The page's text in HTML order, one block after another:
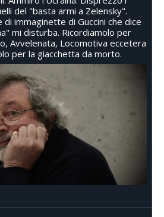
del "basta armi a Zelensky".
immaginette di Guccini che dice
mi disturba. Ricordiamolo per
Avvelenata, Locomotiva eccetera
per la giacchetta da morto.